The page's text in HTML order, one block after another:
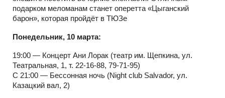
подарком меломанам станет оперетта «Цыганский
барон», которая пройдёт в ТЮЗе
Понедельник, 10 марта:
19:00 — Концерт Ани Лорак (театр им. Щепкина, ул.
Театральная, 1, т. 22-16-88, 79-71-95)
С 21:00 — Бессонная ночь (Night club Salvador, ул.
Казацкий вал, 2)